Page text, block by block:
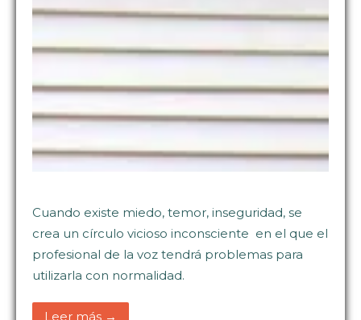
Cuando existe miedo, temor, inseguridad, se
crea un círculo vicioso inconsciente en el que el
profesional de la voz tendrá problemas para
utilizarla con normalidad.
Leer más →